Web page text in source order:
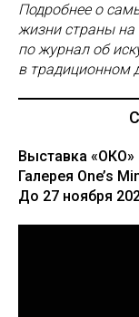
Подробнее о
жизни страны
по журнал об
в традиционном
Выставка «ОКО»
Галерея One’s
До 27 ноября